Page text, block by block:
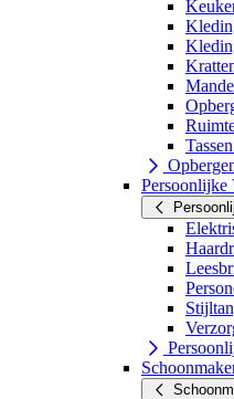
Persoonlijke